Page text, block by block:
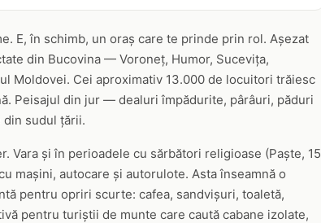
E, în schimb, un oraș care te prinde prin rol. Așezat
din Bucovina — Voroneț, Humor, Sucevița,
Moldovei. Cei aproximativ 13.000 de locuitori trăiesc
Peisajul din jur — dealuri împădurite, pârâuri, păduri
sudul țării.
Vara și în perioadele cu sărbători religioase (Paște, 15
mașini, autocare și autorulote. Asta înseamnă o
pentru opriri scurte: cafea, sandvișuri, toaletă,
pentru turiștii de munte care caută cabane izolate,